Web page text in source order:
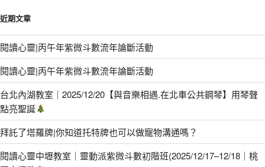
近期文章
閱讀心靈|丙午年紫微斗數流年論斷活動
閱讀心靈|丙午年紫微斗數流年論斷活動
台北內湖教室｜2025/12/20【與音樂相遇.在北車公共鋼琴】用琴聲
點亮聖誕
拜託了塔羅牌|你知道托特牌也可以做寵物溝通嗎？
閱讀心靈中壢教室｜靈動派紫微斗數初階班(2025/12/17–12/18｜桃